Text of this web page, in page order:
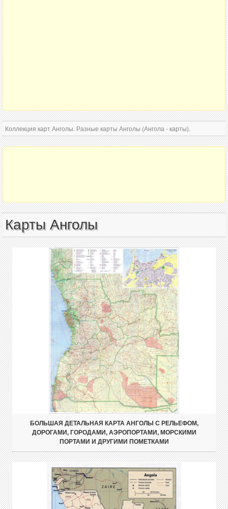
Коллекция карт Анголы. Разные карты Анголы (Ангола - карты).
Карты Анголы
БОЛЬШАЯ ДЕТАЛЬНАЯ КАРТА АНГОЛЫ С РЕЛЬЕФОМ,
ДОРОГАМИ, ГОРОДАМИ, АЭРОПОРТАМИ, МОРСКИМИ
ПОРТАМИ И ДРУГИМИ ПОМЕТКАМИ